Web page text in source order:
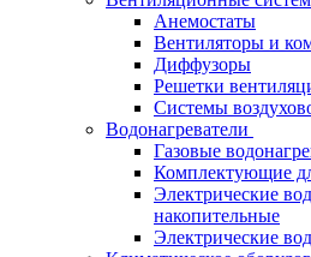
Анемостаты
Вентиляторы и
Диффузоры
Решетки
Системы
Водонагреватели
Газовые
Комплектующие
Электрические
накопительные
Электрические